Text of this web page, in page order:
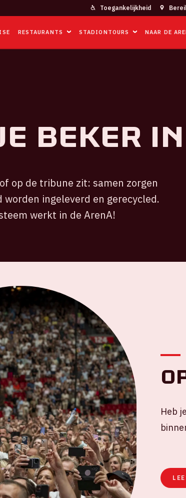
Toegankelijkheid
RESTAURANTS STADIONTOURS NAAR DE
beker in
op de tribune zit: samen zorgen
ingeleverd en gerecycled.
werkt in de ArenA!
Heb